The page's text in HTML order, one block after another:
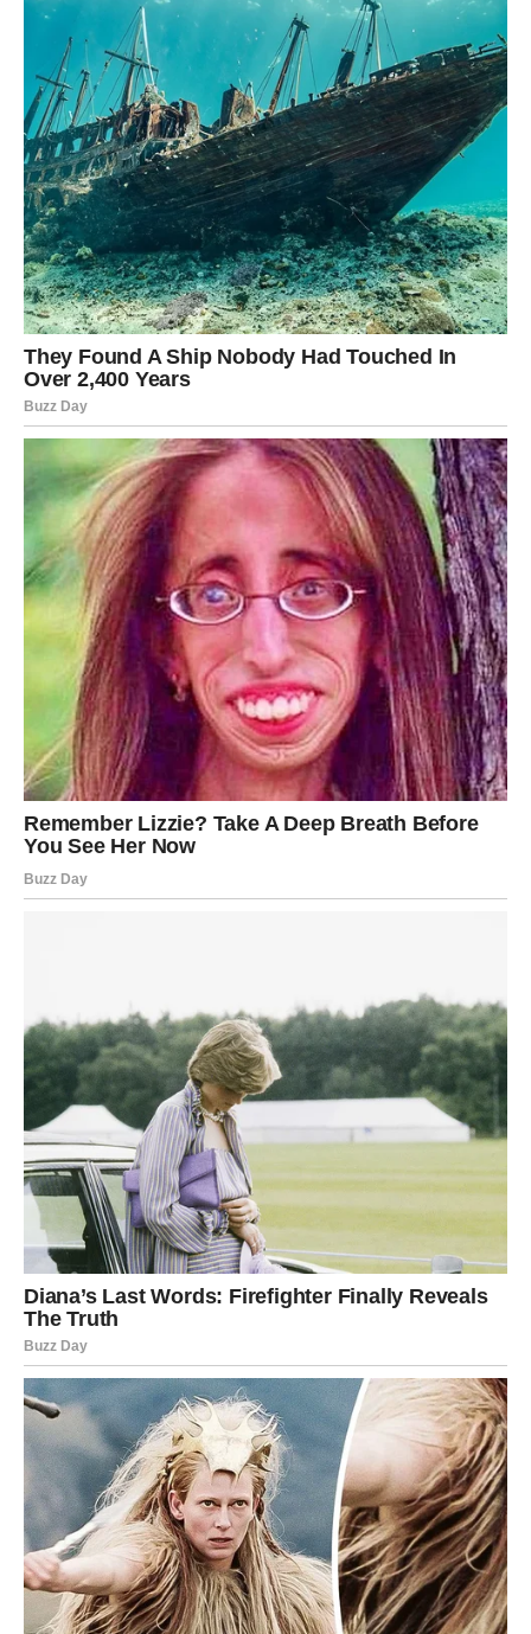
Duško nije prevario dok smo bili u funkcionalnom braku, sve
do 2019. godine,” izjavila je, naglašavajući trenutak kada su se
stvari počele kompliku. “Tada više nismo spavali zajedno, iako
smo tehnički bili u braku do prošle godine,” dodala je. Ove
rečenice jasno pokazuju koliko je Jelena bila pogođena
situacijama koje su se odigrale u njihovom zajedničkom
životu, ali i koliko je važno da se istina čuje. Ova izjava može
poslužiti kao važna lekcija za mnoge parove, jer otvorena
komunikacija o problemima može biti ključ za rešavanje
konflikata i očuvanje veze.
Ovaj razgovor sa Bokijem 13 otkriva i dublje emocije koje
Jelena nosi prema Dušku. “Život bih dala za njega zbog dece,”
priznala je, naglašavajući koliko joj je stalo do njihove porodice,
čak i kada su njihovi putevi razdvojeni. Njena otvorenost o vezi
s Duškom, kao i o izazovima s kojima se suočavala, pruža
zanimljiv uvid u život jedne od najpoznatijih ličnosti na estradi.
Ovakve emocije su često skrivene iza javne ličnosti, ali Jelena
je odlučila da podeli svoj unutrašnji svet sa svojim slušateljima.
Ova hrabrost može inspirisati mnoge da se suoče sa svojim
emocijama i preprekama u životu.
Uz sve to, Jelena Karleuša ostaje izuzetno popularna na
društvenim mrežama, a njeni fanovi prate svaki njen korak i
izjavu. Ovaj podkast je dodatno učvrstio njen status javne
ličnosti koja ne beži od istine i koja otvoreno govori o svom
životu, braku i roditeljstvu. Dok se njen život nastavlja,
fascinacija javnosti će, sigurno, ostati snažna. Jelena Karleuša
ne samo da je pevačica, već je i društvena figura koja se bori
čineći je još više ljudskom i pristupačnom.